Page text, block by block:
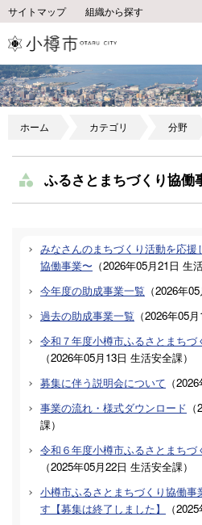
サイトマップ 組織から探す
ホーム カテゴリ 分野
ふるさとまちづくり協働
みなさんのまちづくり活動を応援
協働事業〜 （2026年05月21日 生
今年度の助成事業一覧 （2026年05
過去の助成事業一覧 （2026年05月
令和７年度小樽市ふるさとまち
（2026年05月13日 生活安全課）
募集に伴う説明会について （2026
事業の流れ・様式ダウンロード （
課）
令和６年度小樽市ふるさとまち
（2025年05月22日 生活安全課）
小樽市ふるさとまちづくり協働事
す【募集は終了しました】
（2025